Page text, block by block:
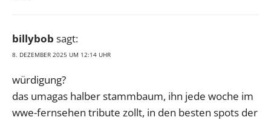
billybob sagt:
8. DEZEMBER 2025 UM 12:14 UHR
würdigung?
das umagas halber stammbaum, ihn jede woche im
wwe-fernsehen tribute zollt, in den besten spots der